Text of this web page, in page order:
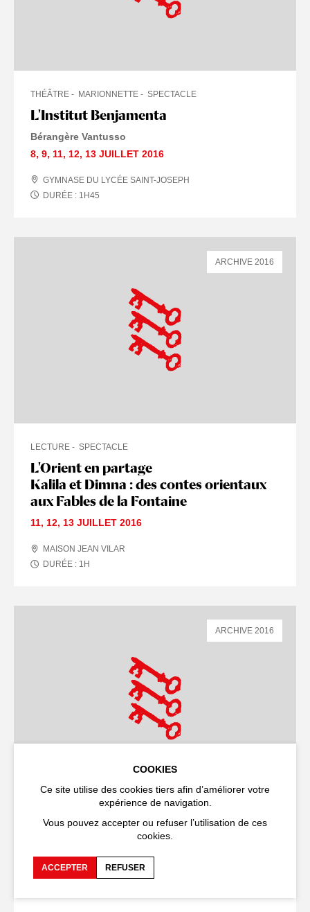
L'Institut Benjamenta
THÉÂTRE MARIONNETTE SPECTACLE
Bérangère Vantusso
8, 9, 11, 12, 13 JUILLET 2016
GYMNASE DU LYCÉE SAINT-JOSEPH
DURÉE : 1H45
L'Orient en partage
Kalila et Dimna : des contes orientaux
aux Fables de la Fontaine
LECTURE SPECTACLE
11, 12, 13 JUILLET 2016
MAISON JEAN VILAR
DURÉE : 1 H
ARCHIVE 2016
La Dictadura de lo cool
La dictature du cool
ARCHIVE 2016
COOKIES
Ce site utilise des cookies tiers afin d’améliorer votre
expérience de navigation.
Vous pouvez accepter ou refuser l’utilisation de ces
cookies.
ACCEPTER REFUSER